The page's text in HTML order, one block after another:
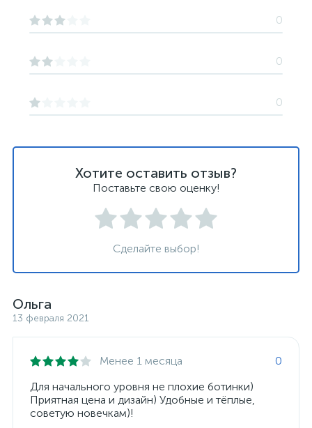
Хотите оставить отзыв?
Поставьте свою оценку!
Сделайте выбор!
Ольга
13 февраля 2021
Менее 1 месяца
0
Для начального уровня не плохие ботинки)
Приятная цена и дизайн) Удобные и тёплые,
советую новечкам)!
0
0
0